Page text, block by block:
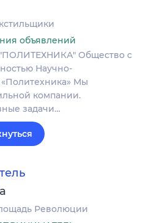
объявлений
Общество с
Научно-
Мы
компании.
задачи…
Революции